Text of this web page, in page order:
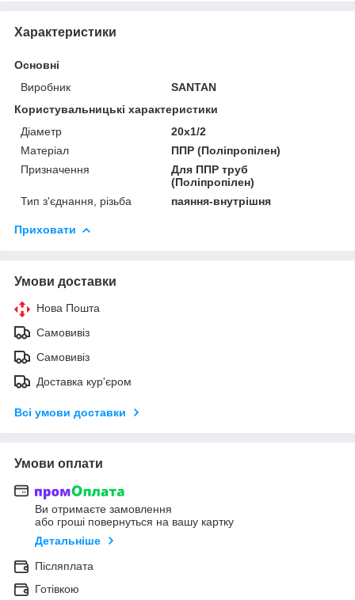
Характеристики
Основні
Виробник
SANTAN
Користувальницькі характеристики
Діаметр
20х1/2
Матеріал
ППР (Поліпропілен)
Призначення
Для ППР труб
(Поліпропілен)
Тип з'єднання, різьба
паяння-внутрішня
Приховати
Умови доставки
Нова Пошта
Самовивіз
Самовивіз
Доставка кур'єром
Всі умови доставки
Умови оплати
Ви отримаєте замовлення
або гроші повернуться на вашу картку
Детальніше
Післяплата
Готівкою